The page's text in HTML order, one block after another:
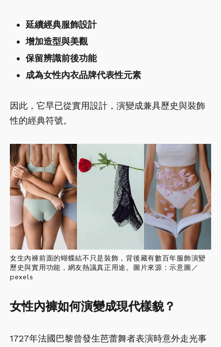
延續經典服飾設計
增加造型與美觀
保留辨識前後功能
成為女性內衣品牌代表性元素
因此，它早已從實用設計，演變成兼具歷史與裝飾
性的經典符號。
女生內褲前面的蝴蝶結不只是裝飾，背後藏有數百年服飾演變
歷史與實用功能，網友熱議真正用途。圖片來源：示意圖／
pexels
女性內褲如何演變成現代樣貌？
1727年法國巴黎曾發生芭蕾舞者表演時意外走光事